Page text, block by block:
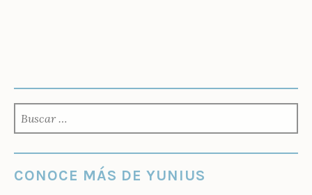
CONOCE MÁS DE YUNIUS